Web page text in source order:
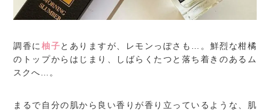
調香に柚子とありますが、レモンっぽさも…。鮮烈な柑橘
のトップからはじまり、しばらくたつと落ち着きのあるム
スクへ…。
まるで自分の肌から良い香りが香り立っているような、肌